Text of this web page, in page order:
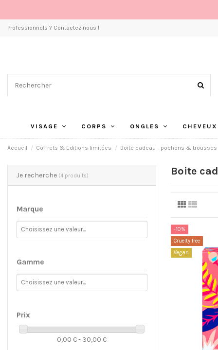
Professionnels ? Contactez nous !
VISAGE CORPS ONGLES
Accueil Coffrets & Editions limitées Boite cadeau - pochons & trousses
Boite
-10%
Cruelty free
Vegan
Je recherche (4 produits)
Marque
Gamme
Prix
0,00 € - 30,00 €